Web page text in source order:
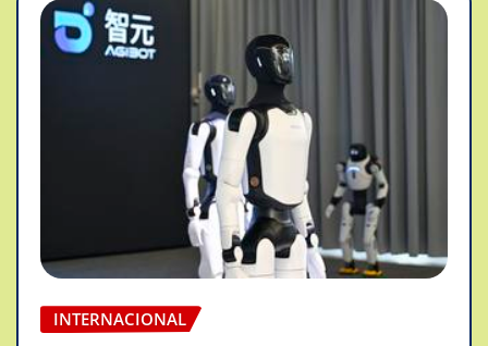
INTERNACIONAL